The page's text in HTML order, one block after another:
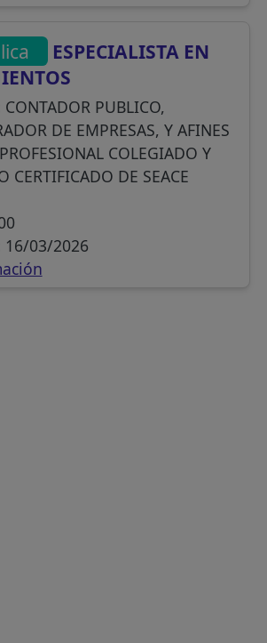
ESPECIALISTA EN
CONTADOR PUBLICO,
DE EMPRESAS, Y AFINES
COLEGIADO Y
CERTIFICADO DE SEACE
16/03/2026